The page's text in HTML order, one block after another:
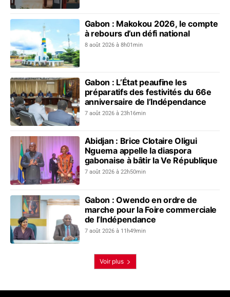
Gabon : Makokou 2026, le compte
à rebours d’un défi national
8 août 2026 à 8h01min
Gabon : L’État peaufine les
préparatifs des festivités du 66e
anniversaire de l’Indépendance
7 août 2026 à 23h16min
Abidjan : Brice Clotaire Oligui
Nguema appelle la diaspora
gabonaise à bâtir la Ve République
7 août 2026 à 22h50min
Gabon : Owendo en ordre de
marche pour la Foire commerciale
de l’Indépendance
7 août 2026 à 11h49min
Voir plus